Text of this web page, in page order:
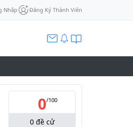
Nhập Đăng Ký Thành Viên
0/100
0 đề cử